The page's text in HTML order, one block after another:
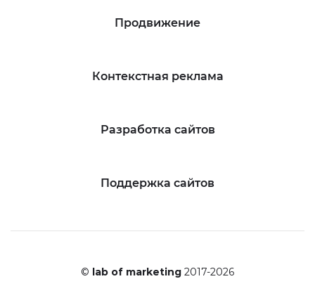
Продвижение
Контекстная реклама
Разработка сайтов
Поддержка сайтов
© lab of marketing 2017-2026